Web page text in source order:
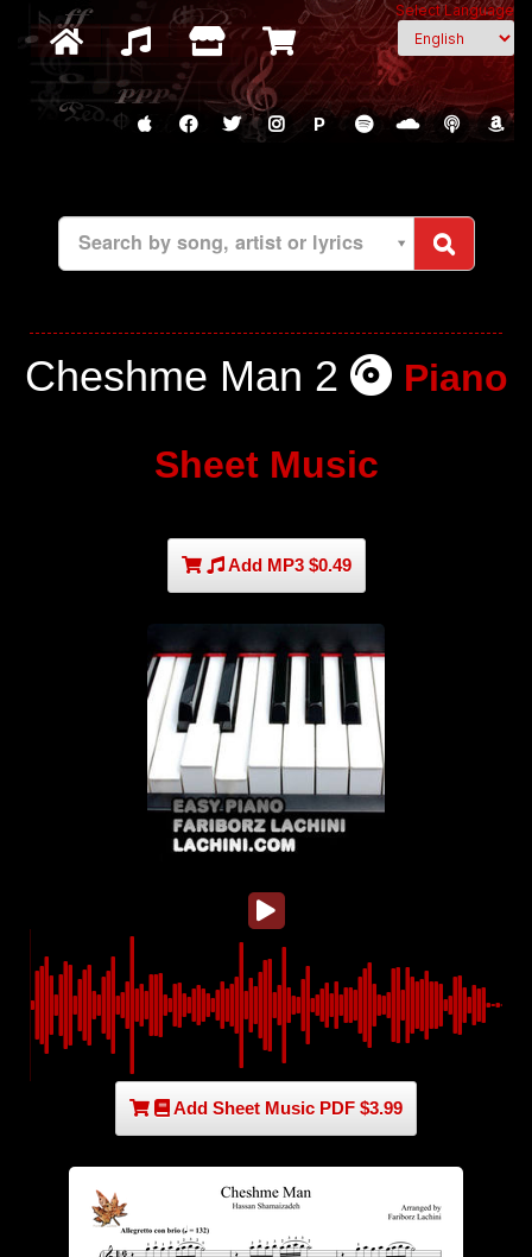
Select Language
P
Search by song, artist or lyrics
Cheshme Man 2 Piano
Sheet Music
Add MP3 $0.49
Add Sheet Music PDF $3.99